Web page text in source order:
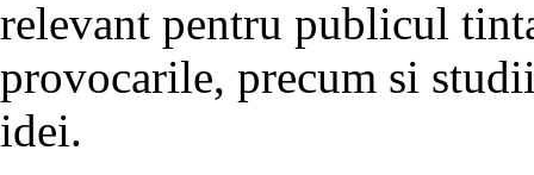
relevant pentru publicul
provocarile, precum si
idei.